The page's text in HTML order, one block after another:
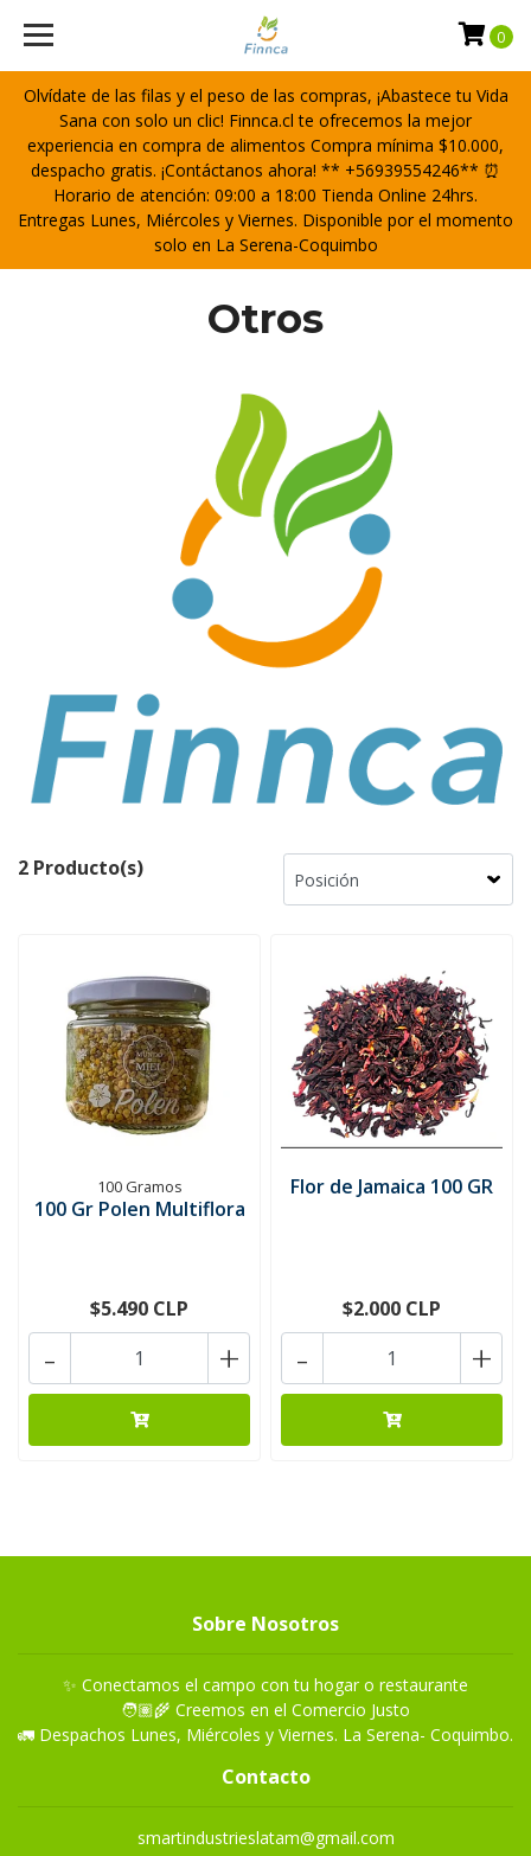
Olvídate de las filas y el peso de las compras, ¡Abastece tu Vida
Sana con solo un clic! Finnca.cl te ofrecemos la mejor
experiencia en compra de alimentos Compra mínima $10.000,
despacho gratis. ¡Contáctanos ahora! ** +56939554246** ⏰
Horario de atención: 09:00 a 18:00 Tienda Online 24hrs.
Entregas Lunes, Miércoles y Viernes. Disponible por el momento
solo en La Serena-Coquimbo
0
Otros
2 Producto(s)
100 Gramos
100 Gr Polen Multiflora
$5.490 CLP
+
-
Flor de Jamaica 100 GR
$2.000 CLP
+
-
Sobre Nosotros
✨ Conectamos el campo con tu hogar o restaurante
🧑🏽‍🌾 Creemos en el Comercio Justo
🚛 Despachos Lunes, Miércoles y Viernes. La Serena- Coquimbo.
Contacto
smartindustrieslatam@gmail.com